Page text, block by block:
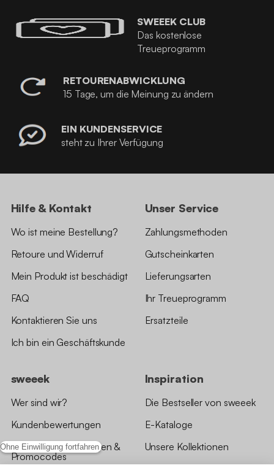
Ohne Einwilligung fortfahren
SWEEEK CLUB
Das kostenlose
Treueprogramm
RETOURENABWICKLUNG
15 Tage, um die Meinung zu ändern
EIN KUNDENSERVICE
steht zu Ihrer Verfügung
Hilfe & Kontakt
Wo ist meine Bestellung?
Retoure und Widerruf
Mein Produkt ist beschädigt
FAQ
Kontaktieren Sie uns
Ich bin ein Geschäftskunde
Unser Service
Zahlungsmethoden
Gutscheinkarten
Lieferungsarten
Ihr Treueprogramm
Ersatzteile
sweeek
Wer sind wir?
Kundenbewertungen
*Angebotsbedingungen &
Promocodes
Inspiration
Die Bestseller von sweeek
E-Kataloge
Unsere Kollektionen